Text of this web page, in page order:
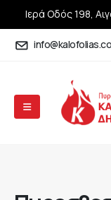
Ιερά Οδός 198,